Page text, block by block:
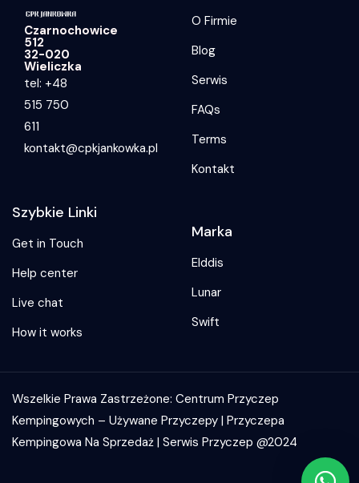
Czarnochowice
512
32-020
Wieliczka
tel: +48
515 750
611
kontakt@cpkjankowka.pl
O Firmie
Blog
Serwis
FAQs
Terms
Kontakt
Szybkie Linki
Get in Touch
Help center
Live chat
How it works
Marka
Elddis
Lunar
Swift
Wszelkie Prawa Zastrzeżone: Centrum Przyczep
Kempingowych – Używane Przyczepy | Przyczepa
Kempingowa Na Sprzedaż | Serwis Przyczep @2024